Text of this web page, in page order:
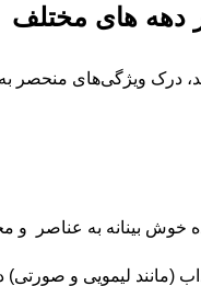
دهه های مختلف
درک ویژگی‌های منحصر
خوش ‌بینانه به عناصر
(مانند لیمویی و صورتی)